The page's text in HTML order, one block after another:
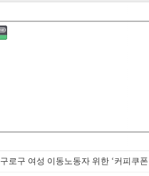
구로구 여성 이동노동자 위한 ‘커피쿠